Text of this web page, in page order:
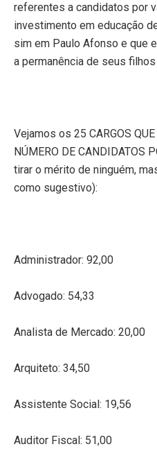
referentes a candidatos por
investimento em educação
sim em Paulo Afonso e que
a permanência de seus
Vejamos os 25 CARGOS
NÚMERO DE CANDIDATOS
tirar o mérito de ninguém,
como sugestivo):
Administrador: 92,00
Advogado: 54,33
Analista de Mercado: 20,00
Arquiteto: 34,50
Assistente Social: 19,56
Auditor Fiscal: 51,00